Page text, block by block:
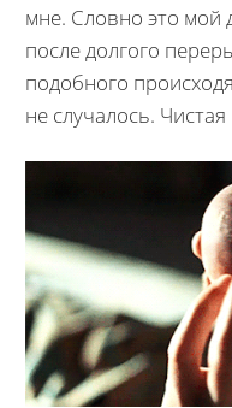
мне. Словно это мой
после долгого
подобного
не случалось. Чистая